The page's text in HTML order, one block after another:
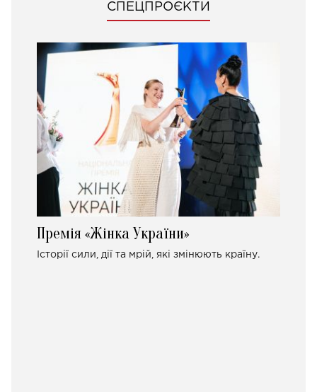
СПЕЦПРОЄКТИ
Премія «Жінка України»
Історії сили, дії та мрій, які змінюють країну.